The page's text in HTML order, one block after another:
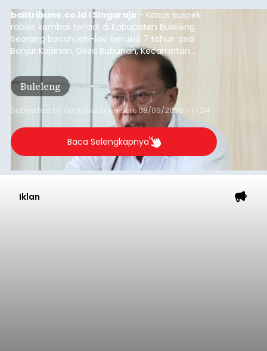
balitribune.co.id I Singaraja - Kasus suspek
rabies kembali terjadi di Kabupaten Buleleng.
Seorang bocah laki-laki berusia 7 tahun asal
Banjar Kajanan, Desa Bubunan, Kecamatan
Seririt, dilaporkan mengalami gejala khas rabies
setelah sebelumnya digigit anjing pada awal Juni
2026.
Buleleng
Submitted by contributor onSun, 08/09/2026 - 17:24
Baca Selengkapnya
Iklan